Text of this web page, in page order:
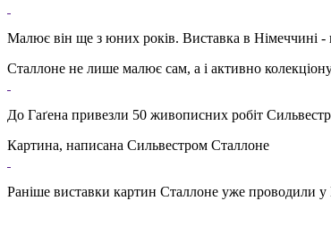
Малює він ще з юних років. Виставка в Німеччині -
Сталлоне не лише малює сам, а і активно
До Гаґена привезли 50 живописних робіт
Картина, написана Сильвестром Сталлоне
Раніше виставки картин Сталлоне уже проводили у